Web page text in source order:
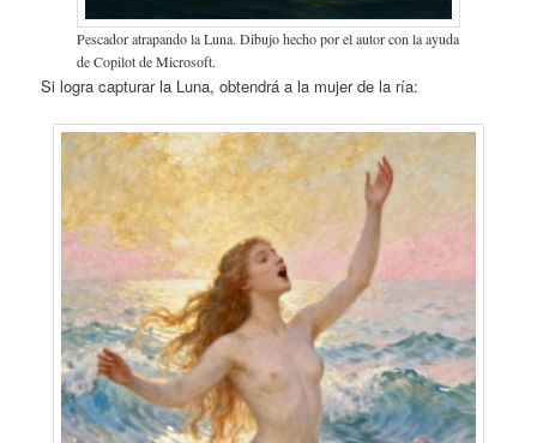
Pescador atrapando la Luna. Dibujo hecho por el autor con la ayuda
de Copilot de Microsoft.
Si logra capturar la Luna, obtendrá a la mujer de la ría: